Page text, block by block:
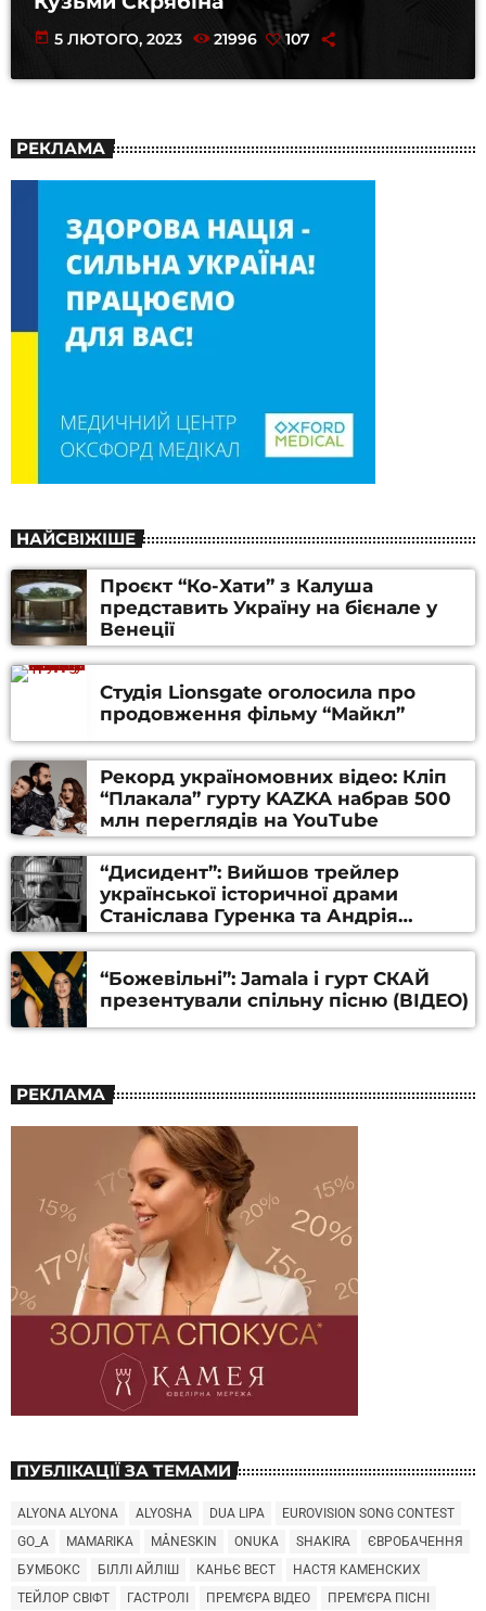
today 5 ЛЮТОГО, 2023 21996 107
РЕКЛАМА
НАЙСВІЖІШЕ
Проєкт “Ко-Хати” з Калуша
представить Україну на бієнале у
Венеції
Студія Lionsgate оголосила про
продовження фільму “Майкл”
Рекорд україномовних відео: Кліп
“Плакала” гурту KAZKA набрав 500
млн переглядів на YouTube
“Дисидент”: Вийшов трейлер
української історичної драми
Станіслава Гуренка та Андрія
Алфьорова (ВІДЕО)
“Божевільні”: Jamala і гурт СКАЙ
презентували спільну пісню (ВІДЕО)
РЕКЛАМА
ПУБЛІКАЦІЇ ЗА ТЕМАМИ
ALYONA ALYONA ALYOSHA DUA LIPA
EUROVISION SONG CONTEST
GO_A
MAMARIKA MÅNESKIN ONUKA SHAKIRA
ЄВРОБАЧЕННЯ
БУМБОКС
БІЛЛІ АЙЛІШ КАНЬЄ ВЕСТ
НАСТЯ КАМЕНСКИХ
ТЕЙЛОР СВІФТ
ГАСТРОЛІ ПРЕМ'ЄРА ВІДЕО
ПРЕМ'ЄРА ПІСНІ